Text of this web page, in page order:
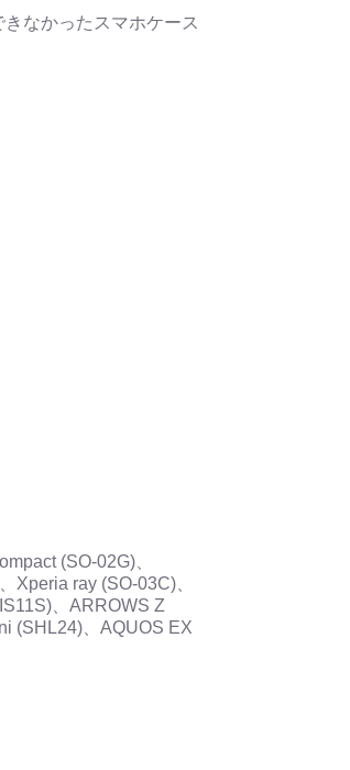
なかったスマホケース
(SO-02G)、
Xperia ray (SO-03C)、
、ARROWS Z
(SHL24)、AQUOS EX